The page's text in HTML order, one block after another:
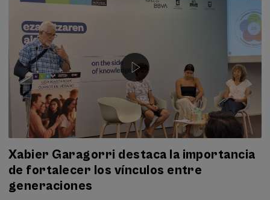
Xabier Garagorri destaca la importancia
de fortalecer los vínculos entre
generaciones